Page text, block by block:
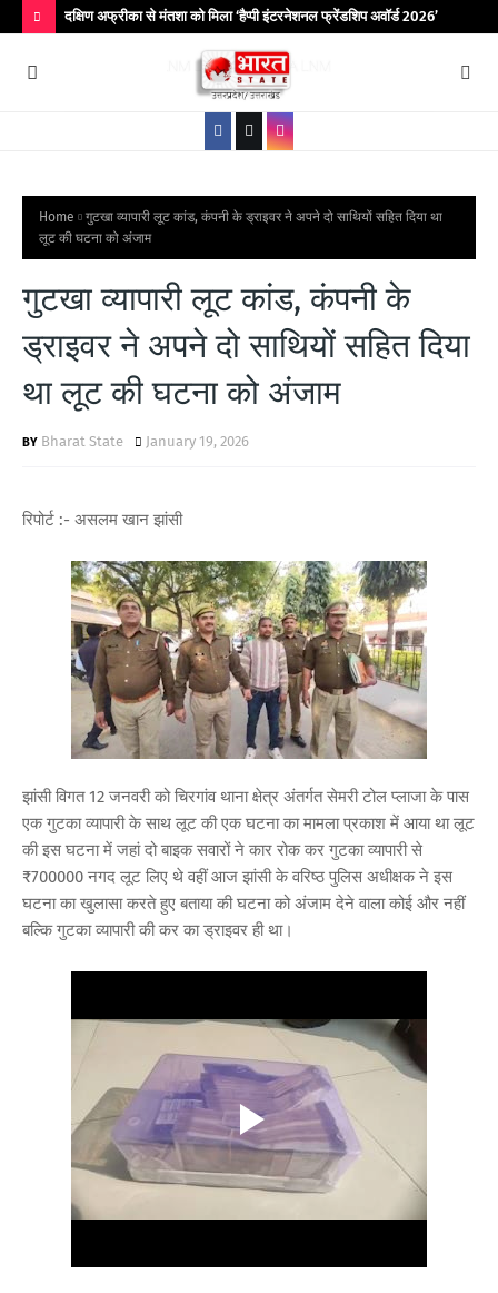
O
दक्षिण अफ्रीका से मंतशा को मिला ‘हैप्पी इंटरनेशनल फ्रेंडशिप अवॉर्ड 2026’
Home
गुटखा व्यापारी लूट कांड, कंपनी के ड्राइवर ने अपने दो साथियों सहित दिया था
लूट की घटना को अंजाम
गुटखा व्यापारी लूट कांड, कंपनी के
ड्राइवर ने अपने दो साथियों सहित दिया
था लूट की घटना को अंजाम
Bharat State January 19, 2026
रिपोर्ट :- असलम खान झांसी
झांसी विगत 12 जनवरी को चिरगांव थाना क्षेत्र अंतर्गत सेमरी टोल प्लाजा के पास
एक गुटका व्यापारी के साथ लूट की एक घटना का मामला प्रकाश में आया था लूट
की इस घटना में जहां दो बाइक सवारों ने कार रोक कर गुटका व्यापारी से
₹700000 नगद लूट लिए थे वहीं आज झांसी के वरिष्ठ पुलिस अधीक्षक ने इस
घटना का खुलासा करते हुए बताया की घटना को अंजाम देने वाला कोई और नहीं
बल्कि गुटका व्यापारी की कर का ड्राइवर ही था।